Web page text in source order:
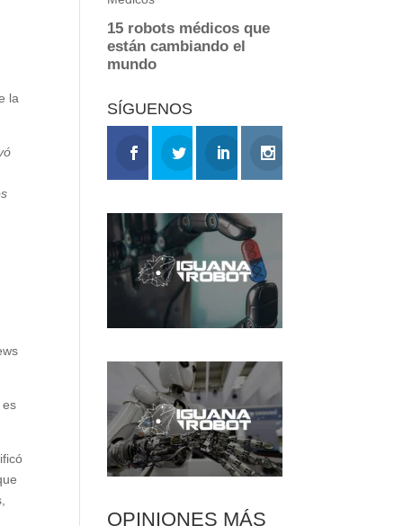
la
es
SÍGUENOS
OPINIONES MÁS